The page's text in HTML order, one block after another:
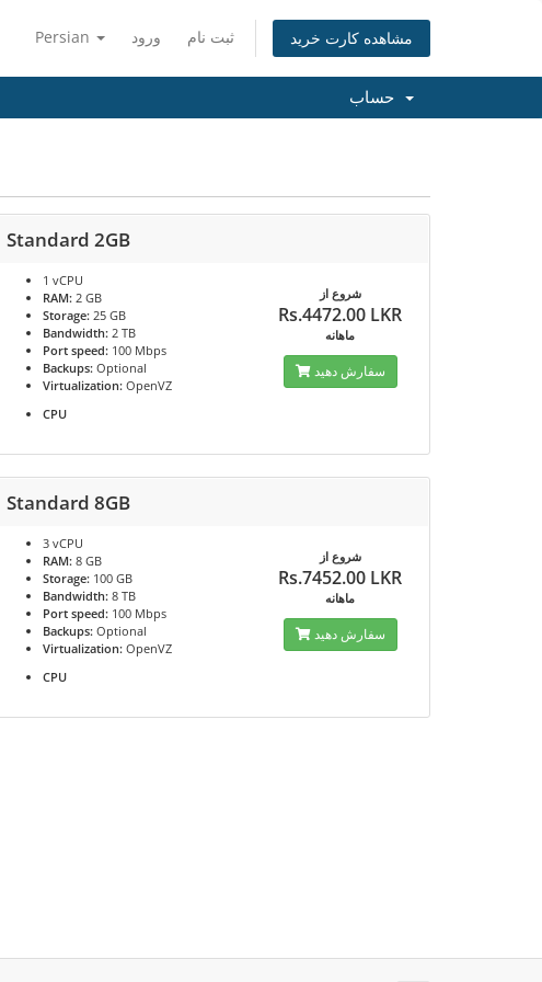
Persian ورود ثبت نام مشاهده کارت خرید
Standard 2GB
1 vCPU
RAM: 2 GB
Storage: 25 GB
Bandwidth: 2 TB
Port speed: 100 Mbps
Backups: Optional
Virtualization: OpenVZ
CPU
شروع از
Rs.4472.00 LKR
ماهانه
سفارش دهید
Standard 8GB
3 vCPU
RAM: 8 GB
Storage: 100 GB
Bandwidth: 8 TB
Port speed: 100 Mbps
Backups: Optional
Virtualization: OpenVZ
CPU
شروع از
Rs.7452.00 LKR
ماهانه
سفارش دهید